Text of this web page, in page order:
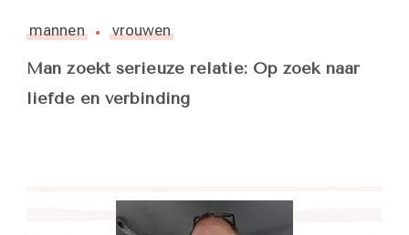
mannen vrouwen
Man zoekt serieuze relatie: Op zoek naar
liefde en verbinding